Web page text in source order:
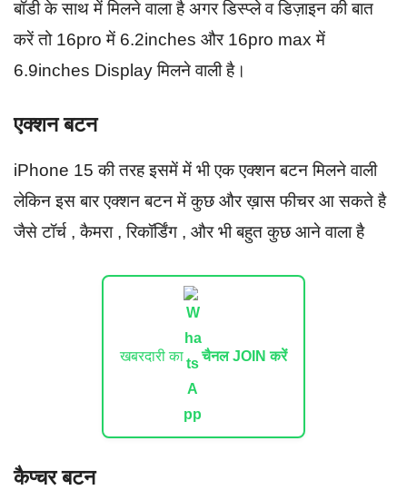
बॉडी के साथ में मिलने वाला है अगर डिस्प्ले व डिज़ाइन की बात
करें तो 16pro में 6.2inches और 16pro max में
6.9inches Display मिलने वाली है।
एक्शन बटन
iPhone 15 की तरह इसमें में भी एक एक्शन बटन मिलने वाली
लेकिन इस बार एक्शन बटन में कुछ और ख़ास फीचर आ सकते है
जैसे टॉर्च , कैमरा , रिकॉर्डिंग , और भी बहुत कुछ आने वाला है
खबरदारी का चैनल JOIN करें
कैप्चर बटन